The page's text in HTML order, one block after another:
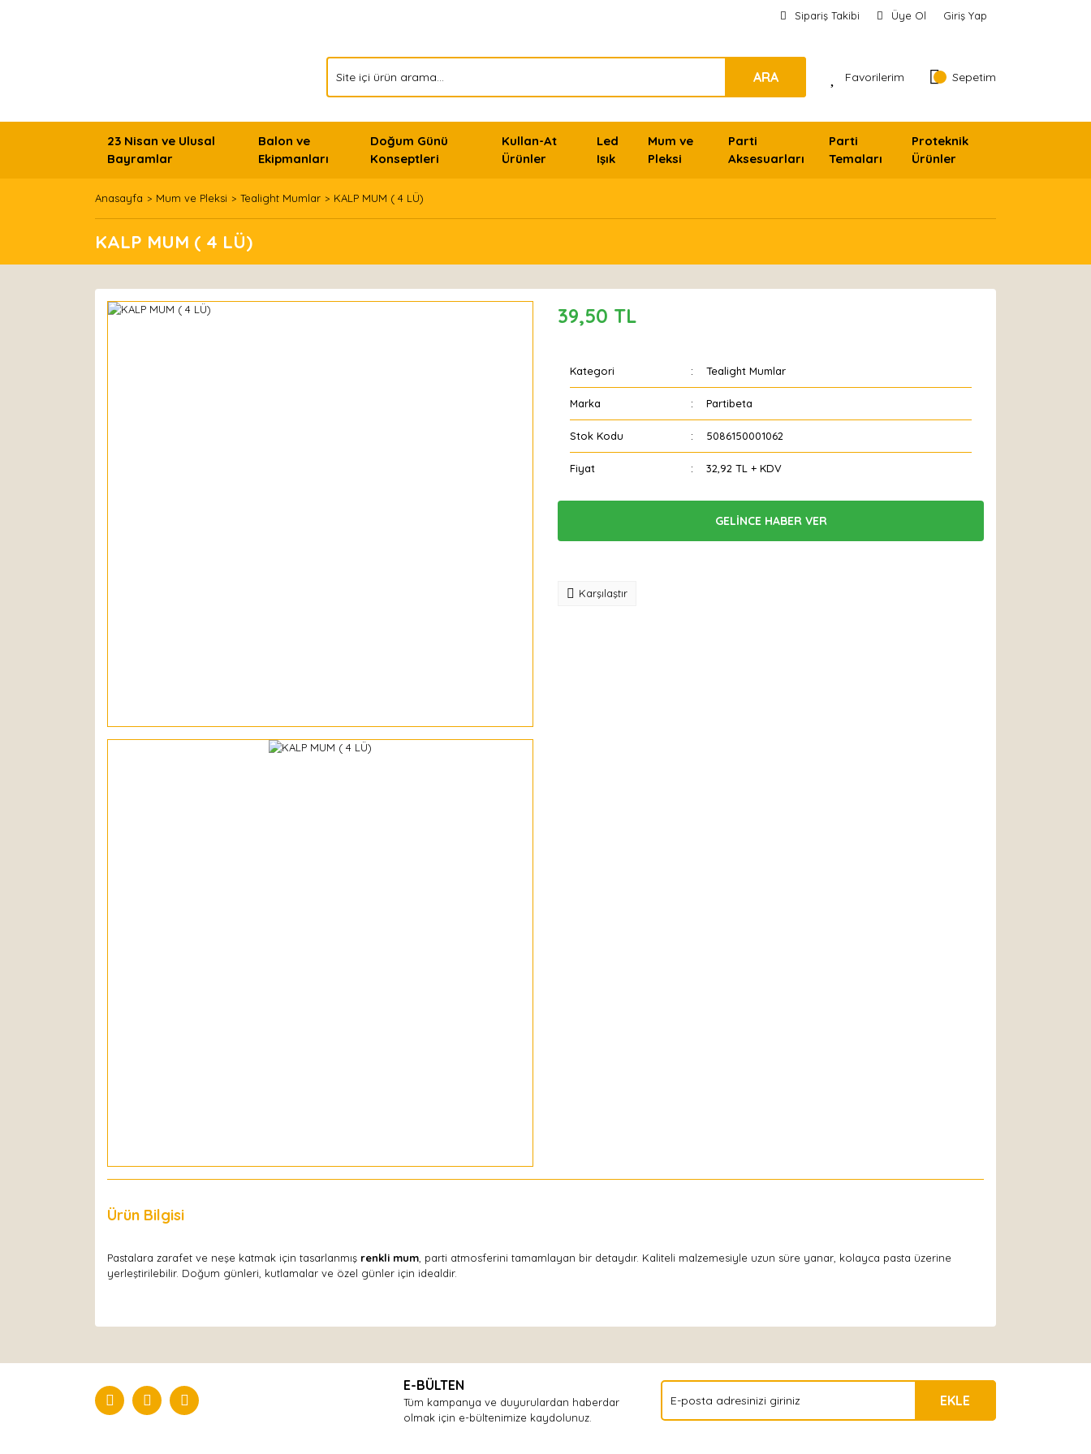
Sipariş Takibi Üye Ol Giriş Yap
ARA Favorilerim Sepetim
23 Nisan ve Ulusal
Bayramlar
Balon ve
Ekipmanları
Doğum Günü
Konseptleri
Kullan-At
Ürünler
Led
Işık
Mum ve
Pleksi
Parti
Aksesuarları
Parti
Temaları
Proteknik
Ürünler
Anasayfa Mum ve Pleksi Tealight Mumlar KALP MUM ( 4 LÜ)
KALP MUM ( 4 LÜ)
39,50 TL
Kategori Tealight Mumlar
Marka Partibeta
Stok Kodu 5086150001062
Fiyat 32,92 TL + KDV
GELİNCE HABER VER
Karşılaştır
Ürün Bilgisi
Pastalara zarafet ve neşe katmak için tasarlanmış renkli mum , parti atmosferini tamamlayan bir detaydır. Kaliteli malzemesiyle uzun süre yanar, kolayca pasta üzerine
yerleştirilebilir. Doğum günleri, kutlamalar ve özel günler için idealdir.
Yorum Yaz
E-BÜLTEN
Tüm kampanya ve duyurulardan haberdar
olmak için e-bültenimize kaydolunuz.
EKLE